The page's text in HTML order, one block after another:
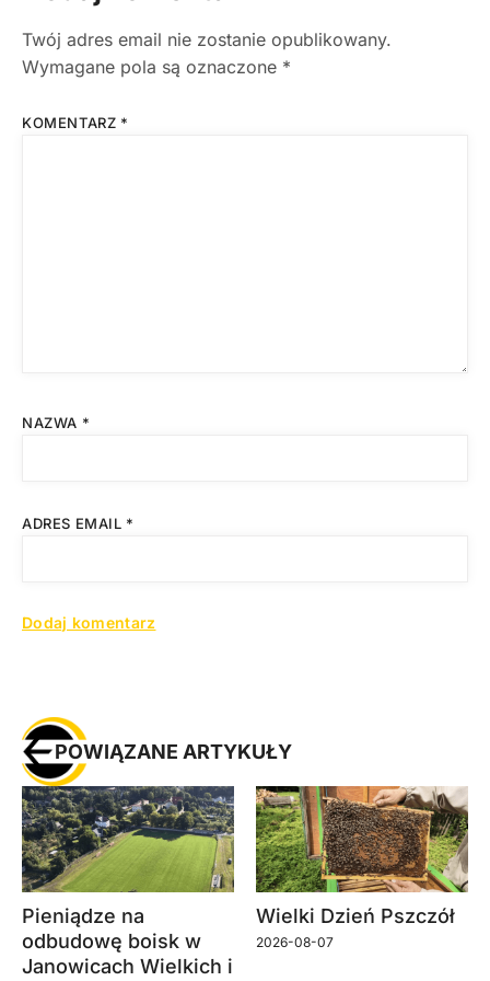
Twój adres email nie zostanie opublikowany.
Wymagane pola są oznaczone *
KOMENTARZ *
NAZWA *
ADRES EMAIL *
POWIĄZANE ARTYKUŁY
Pieniądze na
odbudowę boisk w
Janowicach Wielkich i
Wielki Dzień Pszczół
2026-08-07